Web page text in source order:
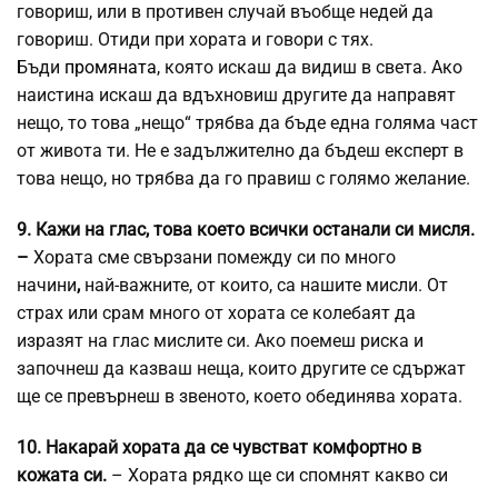
говориш, или в противен случай въобще недей да
говориш. Отиди при хората и говори с тях.
Бъди промяната, която искаш да видиш в света. Ако
наистина искаш да вдъхновиш другите да направят
нещо, то това „нещо“ трябва да бъде една голяма част
от живота ти. Не е задължително да бъдеш експерт в
това нещо, но трябва да го правиш с голямо желание.
9. Кажи на глас, това което всички останали си мисля.
– Хората сме свързани помежду си по много
начини, най-важните, от които, са нашите мисли. От
страх или срам много от хората се колебаят да
изразят на глас мислите си. Ако поемеш риска и
започнеш да казваш неща, които другите се сдържат
ще се превърнеш в звеното, което обединява хората.
10. Накарай хората да се чувстват комфортно в
кожата си. – Хората рядко ще си спомнят какво си